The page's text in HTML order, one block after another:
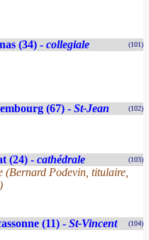
(34) - collegiale (101)
(67) - St-Jean (102)
(24) - cathédrale (103)
(Bernard Podevin, titulaire,
(11) - St-Vincent (104)